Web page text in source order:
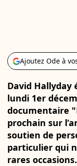
Ajoutez Ode à
David
lundi 1er
documentaire
prochain sur
soutien de
particulier qui
rares occasions.